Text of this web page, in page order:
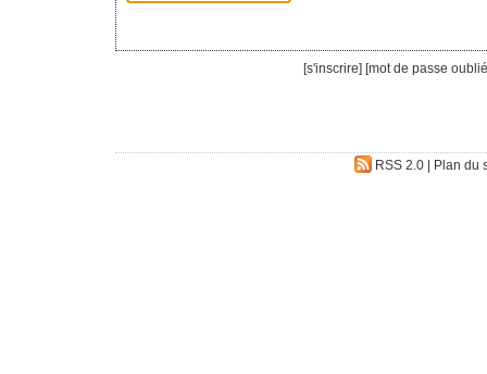
[s'inscrire] [mot de passe
RSS 2.0| Plan du